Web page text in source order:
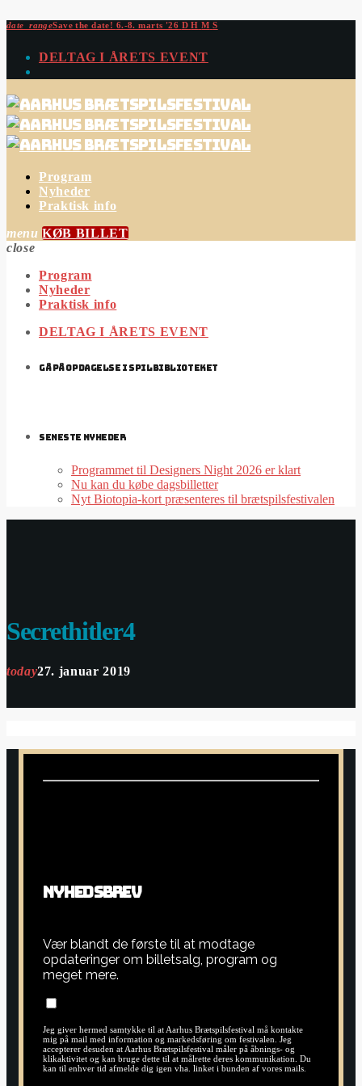
date_rangeSave the date! 6.-8. marts '26 D H M S
DELTAG I ÅRETS EVENT
Program
Nyheder
Praktisk info
menu KØB BILLET
close
Program
Nyheder
Praktisk info
DELTAG I ÅRETS EVENT
GÅ PÅ OPDAGELSE I SPILBIBLIOTEKET
SENESTE NYHEDER
Programmet til Designers Night 2026 er klart
Nu kan du købe dagsbilletter
Nyt Biotopia-kort præsenteres til brætspilsfestivalen
Secrethitler4
today27. januar 2019
NYHEDSBREV
Vær blandt de første til at modtage
opdateringer om billetsalg, program og
meget mere.
Jeg giver hermed samtykke til at Aarhus Brætspilsfestival må kontakte
mig på mail med information og markedsføring om festivalen. Jeg
accepterer desuden at Aarhus Brætspilsfestival måler på åbnings- og
klikaktivitet og kan bruge dette til at målrette deres kommunikation. Du
kan til enhver tid afmelde dig igen vha. linket i bunden af vores mails.